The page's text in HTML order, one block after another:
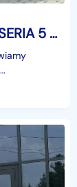
BMW SERIA 5 VII (G30/G31) BMW SERIA 5 8xAlu Full LED Ele.klap, Skóra Asystent Navi Hak Serwis GWARANCJA